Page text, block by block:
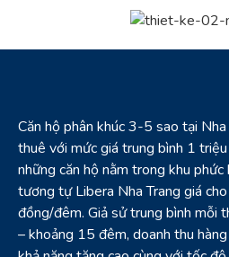
Căn hộ phân khúc 3-5 sao tại
thuê với mức giá trung bình 1
những căn hộ nằm trong khu
tương tự Libera Nha Trang giá
đồng/đêm. Giả sử trung bình mỗi
– khoảng 15 đêm, doanh thu